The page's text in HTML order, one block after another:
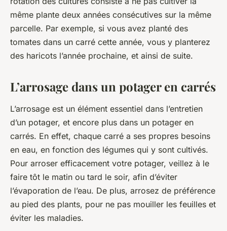
même plante deux années consécutives sur la même
parcelle. Par exemple, si vous avez planté des
tomates dans un carré cette année, vous y planterez
des haricots l’année prochaine, et ainsi de suite.
L’arrosage dans un potager en carrés
L’arrosage est un élément essentiel dans l’entretien
d’un potager, et encore plus dans un potager en
carrés. En effet, chaque carré a ses propres besoins
en eau, en fonction des légumes qui y sont cultivés.
Pour arroser efficacement votre potager, veillez à le
faire tôt le matin ou tard le soir, afin d’éviter
l’évaporation de l’eau. De plus, arrosez de préférence
au pied des plants, pour ne pas mouiller les feuilles et
éviter les maladies.